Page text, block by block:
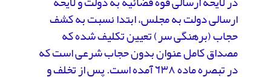
ارسالی دولت به مجلس، ابتدا نسبت به کشف
حجاب (برهنگی سر) تعیین تکلیف شده که
مصداق کامل عنوان بدون حجاب شرعی است که
در تبصره ماده ٦٣٨ آمده است. پس از تخلف و